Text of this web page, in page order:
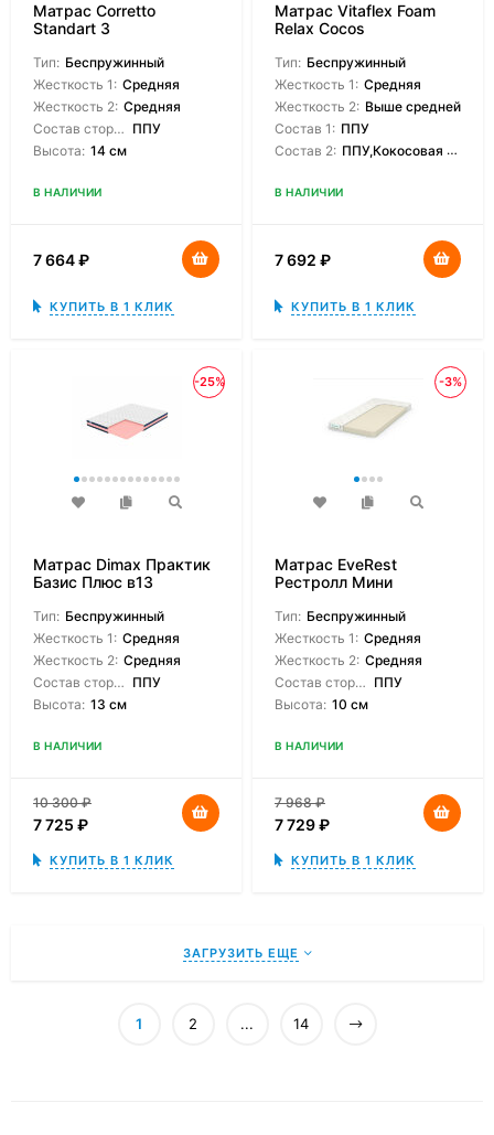
Матрас Corretto
Standart 3
Тип: Беспружинный
Жесткость 1: Средняя
Жесткость 2: Средняя
Состав сторон: ППУ
Высота: 14 см
В НАЛИЧИИ
7 664₽
КУПИТЬ В 1 КЛИК
Матрас Vitaflex Foam
Relax Cocos
Тип: Беспружинный
Жесткость 1: Средняя
Жесткость 2: Выше средней
Состав 1: ППУ
Состав 2: ППУ,Кокосовая койра
В НАЛИЧИИ
7 692 ₽
КУПИТЬ В 1 КЛИК
-25%
Матрас Dimax Практик
Базис Плюс в13
Тип: Беспружинный
Жесткость 1: Средняя
Жесткость 2: Средняя
Состав сторон: ППУ
Высота: 13 см
В НАЛИЧИИ
10 300₽
7 725 ₽
КУПИТЬ В 1 КЛИК
-3%
Матрас EveRest
Рестролл Мини
Тип: Беспружинный
Жесткость 1: Средняя
Жесткость 2: Средняя
Состав сторон: ППУ
Высота: 10 см
В НАЛИЧИИ
7 968₽
7 729₽
КУПИТЬ В 1 КЛИК
ЗАГРУЗИТЬ ЕЩЕ
1 2 ... 14